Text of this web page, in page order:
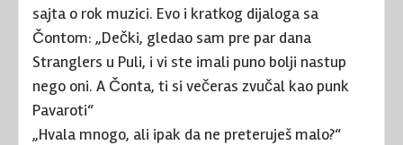
sajta o rok muzici. Evo i kratkog dijaloga sa
Čontom: „Dečki, gledao sam pre par dana
Stranglers u Puli, i vi ste imali puno bolji nastup
nego oni. A Čonta, ti si večeras zvučal kao punk
Pavaroti“
„Hvala mnogo, ali ipak da ne preteruješ malo?“